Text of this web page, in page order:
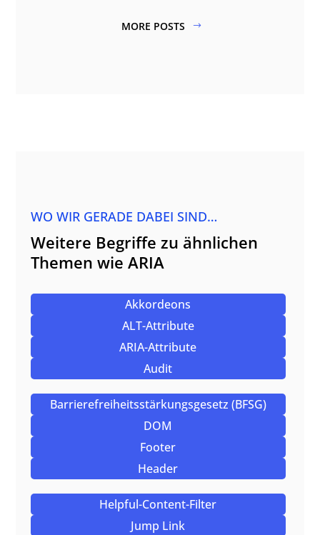
MORE POSTS
WO WIR GERADE DABEI SIND…
Weitere Begriffe zu ähnlichen
Themen wie ARIA
Akkordeons
ALT-Attribute
ARIA-Attribute
Audit
Barrierefreiheitsstärkungsgesetz (BFSG)
DOM
Footer
Header
Helpful-Content-Filter
Jump Link